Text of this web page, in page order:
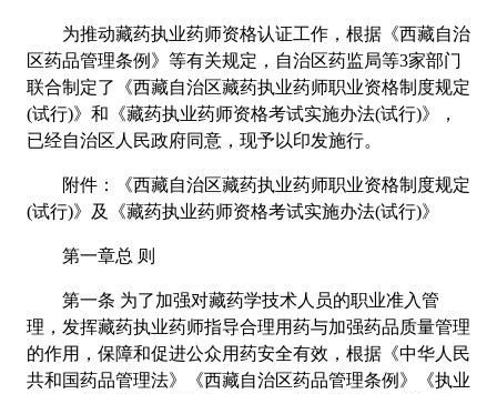
为推动藏药执业药师资格认证工作，根据《西藏自治
区药品管理条例》等有关规定，自治区药监局等3家部门
联合制定了《西藏自治区藏药执业药师职业资格制度规定
(试行)》和《藏药执业药师资格考试实施办法(试行)》，
已经自治区人民政府同意，现予以印发施行。
附件：《西藏自治区藏药执业药师职业资格制度规定
(试行)》及《藏药执业药师资格考试实施办法(试行)》
第一章总 则
第一条 为了加强对藏药学技术人员的职业准入管
理，发挥藏药执业药师指导合理用药与加强药品质量管理
的作用，保障和促进公众用药安全有效，根据《中华人民
共和国药品管理法》《西藏自治区药品管理条例》《执业